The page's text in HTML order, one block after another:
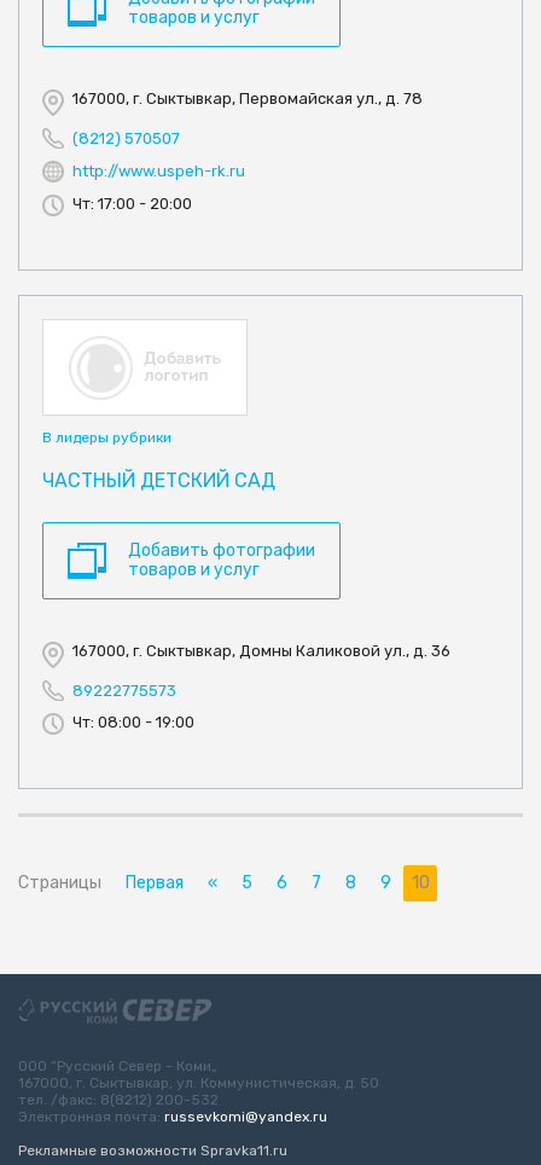
товаров и услуг
167000, г. Сыктывкар, Первомайская ул., д. 78
(8212) 570507
http://www.uspeh-rk.ru
Чт: 17:00 - 20:00
В лидеры рубрики
ЧАСТНЫЙ ДЕТСКИЙ САД
Добавить фотографии
товаров и услуг
167000, г. Сыктывкар, Домны Каликовой ул., д. 36
89222775573
Чт: 08:00 - 19:00
Страницы Первая « 5 6 7 8 9 10
ООО “Русский Север - Коми„
167000, г. Сыктывкар, ул. Коммунистическая, д. 50
тел. /факс: 8(8212) 200-532
Электронная почта: russevkomi@yandex.ru
Рекламные возможности Spravka11.ru